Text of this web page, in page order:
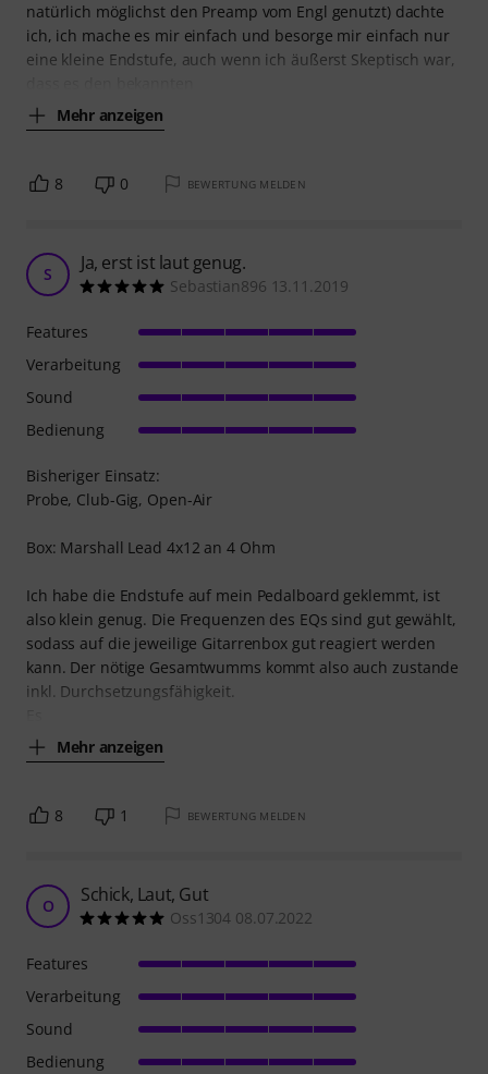
natürlich möglichst den Preamp vom Engl genutzt) dachte
ich, ich mache es mir einfach und besorge mir einfach nur
eine kleine Endstufe, auch wenn ich äußerst Skeptisch war,
Mehr anzeigen
8 0 BEWERTUNG MELDEN
S Ja, erst ist laut genug.
Sebastian896 13.11.2019
Bisheriger Einsatz:
Probe, Club-Gig, Open-Air
Box: Marshall Lead 4x12 an 4 Ohm
Ich habe die Endstufe auf mein Pedalboard geklemmt, ist
also klein genug. Die Frequenzen des EQs sind gut gewählt,
sodass auf die jeweilige Gitarrenbox gut reagiert werden
kann. Der nötige Gesamtwumms kommt also auch zustande
inkl. Durchsetzungsfähigkeit.
Mehr anzeigen
Features
Verarbeitung
Sound
Bedienung
8 1 BEWERTUNG MELDEN
O Schick, Laut, Gut
Oss1304 08.07.2022
Features
Verarbeitung
Sound
Bedienung